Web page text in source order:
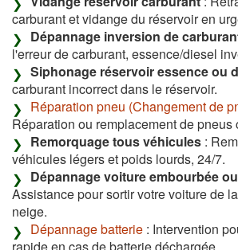
carburant et vidange du réservoir en
Dépannage inversion de
l'erreur de carburant, essence/diesel
Siphonage réservoir essence ou
carburant incorrect dans le réservoir.
Réparation pneu (Changement de
Réparation ou remplacement de pneus
Remorquage tous véhicules :
véhicules légers et poids lourds, 24/7.
Dépannage voiture embourbée
Assistance pour sortir votre voiture de
neige.
Dépannage batterie : Intervention
rapide en cas de batterie déchargée.